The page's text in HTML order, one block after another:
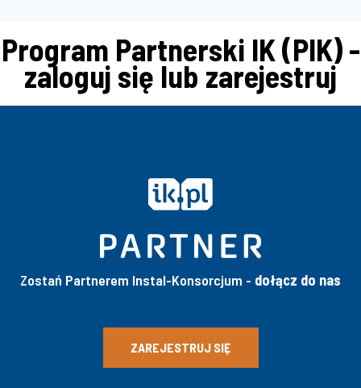
Program Partnerski IK (PIK) -
zaloguj się lub zarejestruj
Zostań Partnerem Instal-Konsorcjum - dołącz do nas
ZAREJESTRUJ SIĘ